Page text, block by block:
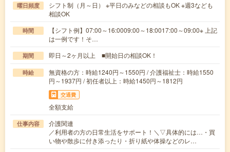
曜日頻度
シフト制（月～日） ※平日のみなどの相談もOK ※週3なども
相談OK
時間
【シフト例】07:00～16:0009:00～18:0017:00～09:00※ 上記
は一例です！そ…
期間 即日～2ヶ月以上 ■開始日の相談OK！
時給
無資格の方：時給1240円～1550円 / 介護福祉士：時給1550
円～1937円 / 初任者以上：時給1450円～1812円
交通費
全額支給
仕事内容
介護関連
／利用者の方の日常生活をサポート！＼▽具体的には…・買
い物や散歩に付き添ったり・折り紙や体操などのレ…